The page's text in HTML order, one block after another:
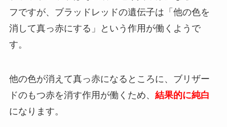
フですが、ブラッドレッドの遺伝子は「他の色を
消して真っ赤にする」という作用が働くようで
す。
他の色が消えて真っ赤になるところに、ブリザー
ドのもつ赤を消す作用が働くため、 結果的に純白
になります。